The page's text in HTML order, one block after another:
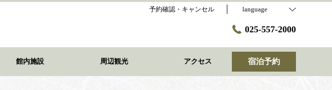
予約確認・キャンセル language
025-557-2000
館内施設 周辺観光 アクセス 宿泊予約